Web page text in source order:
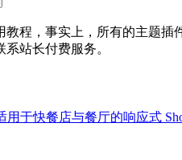
教程，事实上，所有的主题插
站长付费服务。